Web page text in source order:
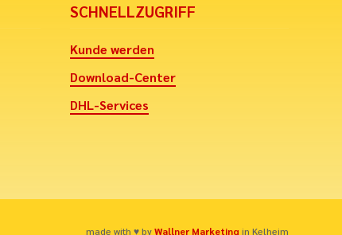
SCHNELLZUGRIFF
Kunde werden
Download-Center
DHL-Services
made with ♥ byWallner Marketing in Kelheim